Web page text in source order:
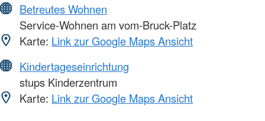
Betreutes Wohnen
Service-Wohnen am vom-Bruck-Platz
Karte: Link zur Google Maps Ansicht
Kindertageseinrichtung
stups Kinderzentrum
Karte: Link zur Google Maps Ansicht